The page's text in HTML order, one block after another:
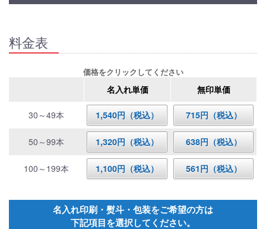
料金表
価格をクリックしてください
名入れ単価 無印単価
30～49本 1,540円（税込） 715円（税込）
50～99本 1,320円（税込） 638円（税込）
100～199本 1,100円（税込） 561円（税込）
名入れ印刷・熨斗・包装をご希望の方は
下記項目を選択してください。